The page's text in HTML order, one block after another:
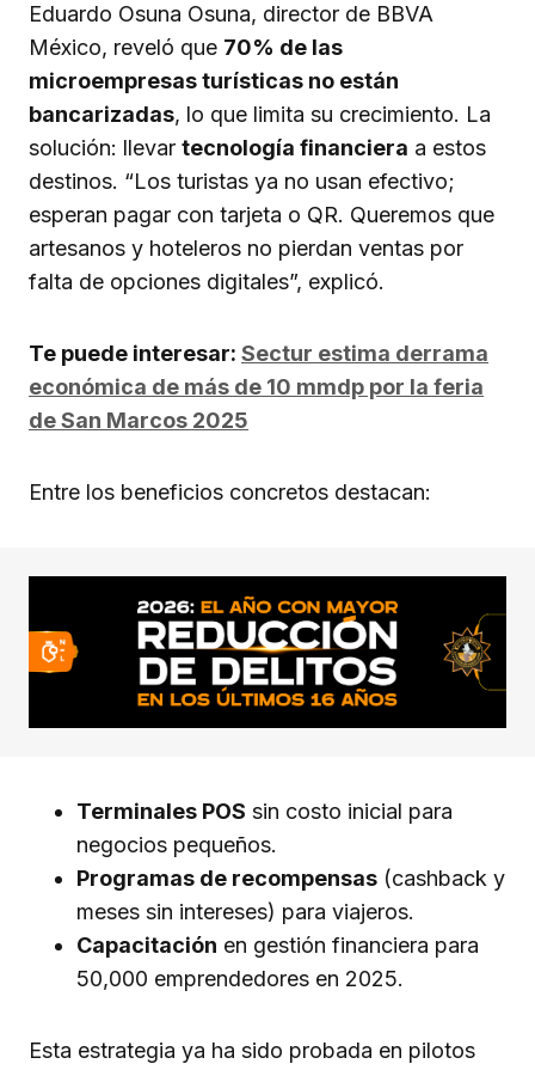
Eduardo Osuna Osuna, director de BBVA
México, reveló que 70% de las
microempresas turísticas no están
bancarizadas, lo que limita su crecimiento. La
solución: llevar tecnología financiera a estos
destinos. “Los turistas ya no usan efectivo;
esperan pagar con tarjeta o QR. Queremos que
artesanos y hoteleros no pierdan ventas por
falta de opciones digitales”, explicó.
Te puede interesar: Sectur estima derrama
económica de más de 10 mmdp por la feria
de San Marcos 2025
Entre los beneficios concretos destacan:
Terminales POS sin costo inicial para
negocios pequeños.
Programas de recompensas (cashback y
meses sin intereses) para viajeros.
Capacitación en gestión financiera para
50,000 emprendedores en 2025.
Esta estrategia ya ha sido probada en pilotos